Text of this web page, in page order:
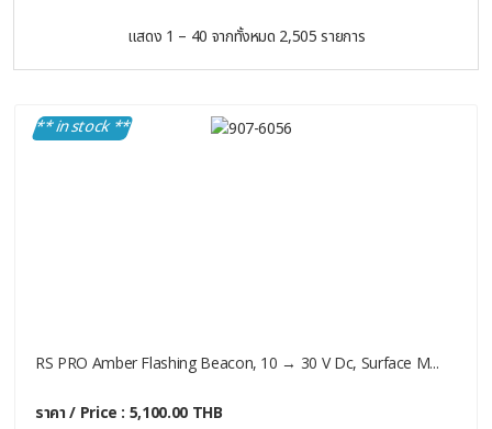
แสดง 1 – 40 จากทั้งหมด 2,505 รายการ
** in stock **
RS PRO Amber Flashing Beacon, 10 → 30 V Dc, Surface M...
ราคา / Price : 5,100.00 THB